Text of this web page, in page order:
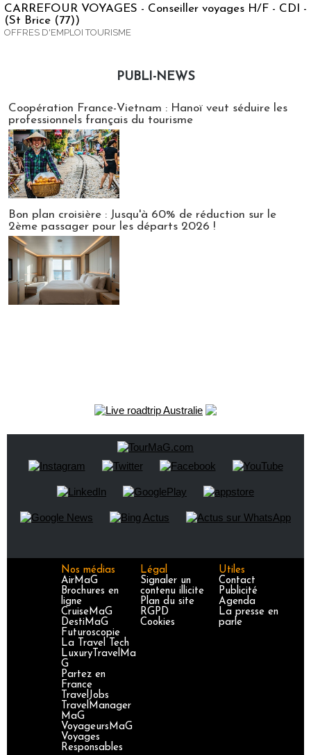
CARREFOUR VOYAGES - Conseiller voyages H/F - CDI -
(St Brice (77))
OFFRES D'EMPLOI TOURISME
PUBLI-NEWS
Coopération France-Vietnam : Hanoï veut séduire les
professionnels français du tourisme
Bon plan croisière : Jusqu'à 60% de réduction sur le
2ème passager pour les départs 2026 !
Nos médias
AirMaG
Brochures en
ligne
CruiseMaG
DestiMaG
Futuroscopie
La Travel Tech
LuxuryTravelMa
G
Partez en
France
TravelJobs
TravelManager
MaG
VoyageursMaG
Voyages
Responsables
Légal
Signaler un
contenu illicite
Plan du site
RGPD
Cookies
Utiles
Contact
Publicité
Agenda
La presse en
parle